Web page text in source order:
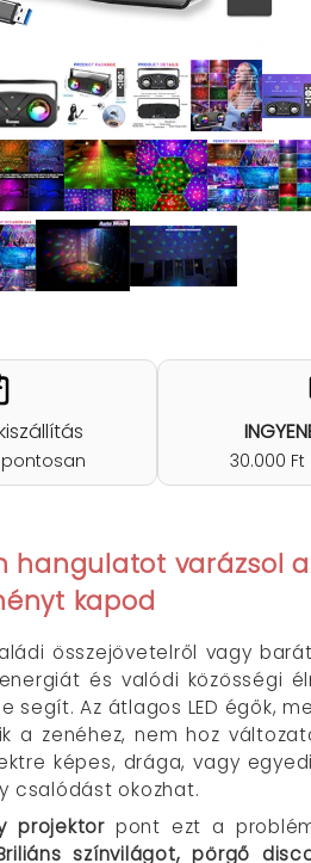
30.000
hangulatot varázsol
kapod
összejövetelről vagy
és valódi közösségi
segít. Az átlagos LED égők,
a zenéhez, nem hoz
képes, drága, vagy
csalódást okozhat.
projektorpont ezt a
színvilágot, pörgő